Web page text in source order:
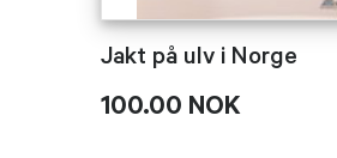
Jakt på ulv i Norge
100.00 NOK